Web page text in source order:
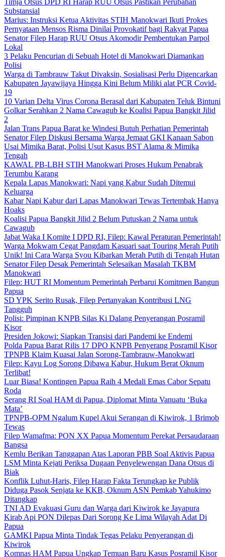
Timja Otsus DPD RI Harap RUU Otsus Pastikan Perubahan
Substansial
Marius: Instruksi Ketua Aktivitas STIH Manokwari Ikuti Prokes
Pernyataan Mensos Risma Dinilai Provokatif bagi Rakyat Papua
Senator Filep Harap RUU Otsus Akomodir Pembentukan Parpol
Lokal
3 Pelaku Pencurian di Sebuah Hotel di Manokwari Diamankan
Polisi
Warga di Tambrauw Takut Divaksin, Sosialisasi Perlu Digencarkan
Kabupaten Jayawijaya Hingga Kini Belum Miliki alat PCR Covid-
19
10 Varian Delta Virus Corona Berasal dari Kabupaten Teluk Bintuni
Golkar Serahkan 2 Nama Cawagub ke Koalisi Papua Bangkit Jilid
2
Jalan Trans Papua Barat ke Windesi Butuh Perhatian Pemerintah
Senator Filep Diskusi Bersama Warga Jemaat GKI Kanaan Sabon
Usai Mimika Barat, Polisi Usut Kasus BST Alama & Mimika
Tengah
KAWAL PB-LBH STIH Manokwari Proses Hukum Penabrak
Terumbu Karang
Kepala Lapas Manokwari: Napi yang Kabur Sudah Ditemui
Keluarga
Kabar Napi Kabur dari Lapas Manokwari Tewas Tertembak Hanya
Hoaks
Koalisi Papua Bangkit Jilid 2 Belum Putuskan 2 Nama untuk
Cawagub
Jabat Waka I Komite I DPD RI, Filep: Kawal Peraturan Pemerintah!
Warga Mokwam Cegat Pangdam Kasuari saat Touring Merah Putih
Unik! Ini Cara Warga Syou Kibarkan Merah Putih di Tengah Hutan
Senator Filep Desak Pemerintah Selesaikan Masalah TKBM
Manokwari
Filep: HUT RI Momentum Pemerintah Perbarui Komitmen Bangun
Papua
SD YPK Serito Rusak, Filep Pertanyakan Kontribusi LNG
Tangguh
Polisi: Pimpinan KNPB Silas Ki Dalang Penyerangan Posramil
Kisor
Presiden Jokowi: Siapkan Transisi dari Pandemi ke Endemi
Polda Papua Barat Rilis 17 DPO KNPB Penyerang Posramil Kisor
TPNPB Klaim Kuasai Jalan Sorong-Tambrauw-Manokwari
Filep: Kayu Log Sorong Dibawa Kabur, Hukum Berat Oknum
Terlibat!
Luar Biasa! Kontingen Papua Raih 4 Medali Emas Cabor Sepatu
Roda
Serang RI Soal HAM di Papua, Diplomat Minta Vanuatu ‘Buka
Mata’
TPNPB-OPM Ngalum Kupel Akui Serangan di Kiwirok, 1 Brimob
Tewas
Filep Wamafma: PON XX Papua Momentum Perekat Persaudaraan
Bangsa
Kemlu Berikan Tanggapan Atas Laporan PBB Soal Aktivis Papua
LSM Minta Kejati Periksa Dugaan Penyelewengan Dana Otsus di
Biak
Konflik Luhut-Haris, Filep Harap Fakta Terungkap ke Publik
Diduga Pasok Senjata ke KKB, Oknum ASN Pemkab Yahukimo
Ditangkap
TNI AD Evakuasi Guru dan Warga dari Kiwirok ke Jayapura
Kirab Api PON Dilepas Dari Sorong Ke Lima Wilayah Adat Di
Papua
GAMKI Papua Minta Tindak Tegas Pelaku Penyerangan di
Kiwirok
Komnas HAM Papua Ungkap Temuan Baru Kasus Posramil Kisor